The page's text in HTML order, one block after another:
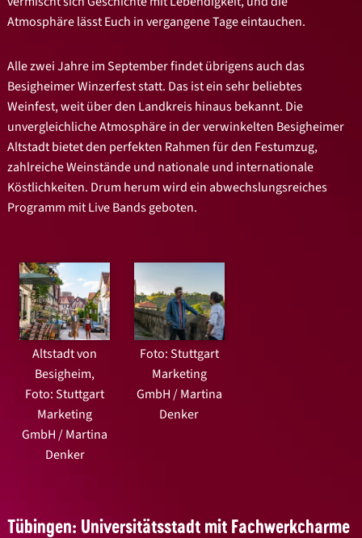
Atmosphäre lässt Euch in vergangene Tage eintauchen.
Alle zwei Jahre im September findet übrigens auch das
Besigheimer Winzerfest statt. Das ist ein sehr beliebtes
Weinfest, weit über den Landkreis hinaus bekannt. Die
unvergleichliche Atmosphäre in der verwinkelten Besigheimer
Altstadt bietet den perfekten Rahmen für den Festumzug,
zahlreiche Weinstände und nationale und internationale
Köstlichkeiten. Drum herum wird ein abwechslungsreiches
Programm mit Live Bands geboten.
Altstadt von
Besigheim,
Foto: Stuttgart
Marketing
GmbH / Martina
Denker
Foto: Stuttgart
Marketing
GmbH / Martina
Denker
Tübingen: Universitätsstadt mit Fachwerkcharme